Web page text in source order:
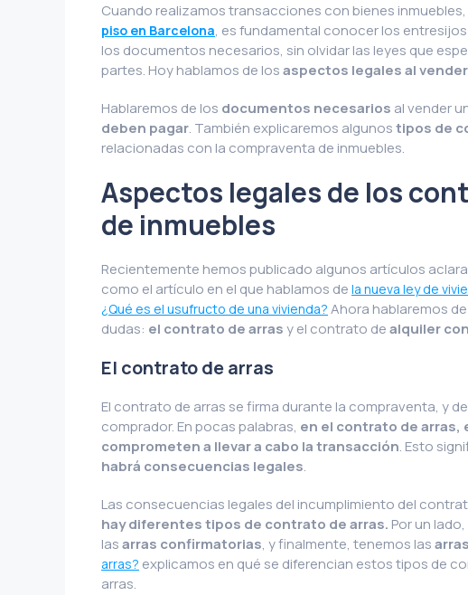
Cuando realizamos transacciones con bienes
piso en Barcelona, es fundamental conocer los
los documentos necesarios, sin olvidar las leyes que
partes. Hoy hablamos de losaspectos legales al
Hablaremos de los documentos necesarios al vender
deben pagar. También explicaremos algunostipos de
relacionadas con la compraventa de inmuebles.
Aspectos legales de los
de inmuebles
Recientemente hemos publicado algunos artículos
como el artículo en el que hablamos de la nueva ley de
¿Qué es el usufructo de una vivienda? Ahora hablaremos
dudas: el contrato de arrasy el contrato dealquiler
El contrato de arras
El contrato de arras se firma durante la compraventa, y
comprador. En pocas palabras, en el contrato de arras,
comprometen a llevar a cabo la transacción. Esto
habrá consecuencias legales.
Las consecuencias legales del incumplimiento del
hay diferentes tipos de contrato de arras. Por un
lasarras confirmatorias, y finalmente, tenemos las
arras? explicamos en qué se diferencian estos tipos de
arras.